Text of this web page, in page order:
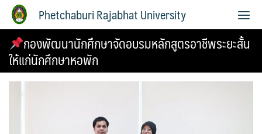
Phetchaburi Rajabhat University
กองพัฒนานักศึกษาจัดอบรมหลักสูตรอาชีพระยะสั้น
ให้แก่นักศึกษาหอพัก